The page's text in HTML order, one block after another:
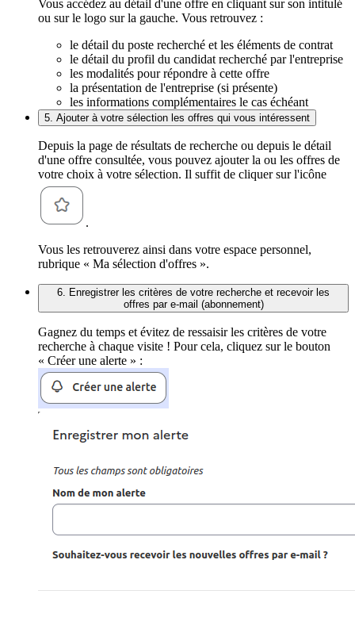
Vous accédez au détail d'une offre en cliquant sur son intitulé
ou sur le logo sur la gauche. Vous retrouvez :
le détail du poste recherché et les éléments de contrat
le détail du profil du candidat recherché par l'entreprise
les modalités pour répondre à cette offre
la présentation de l'entreprise (si présente)
les informations complémentaires le cas échéant
5. Ajouter à votre sélection les offres qui vous intéressent
Depuis la page de résultats de recherche ou depuis le détail
d'une offre consultée, vous pouvez ajouter la ou les offres de
votre choix à votre sélection. Il suffit de cliquer sur l'icône
.
Vous les retrouverez ainsi dans votre espace personnel,
rubrique « Ma sélection d'offres ».
6. Enregistrer les critères de votre recherche et recevoir les
offres par e-mail (abonnement)
Gagnez du temps et évitez de ressaisir les critères de votre
recherche à chaque visite ! Pour cela, cliquez sur le bouton
« Créer une alerte » :